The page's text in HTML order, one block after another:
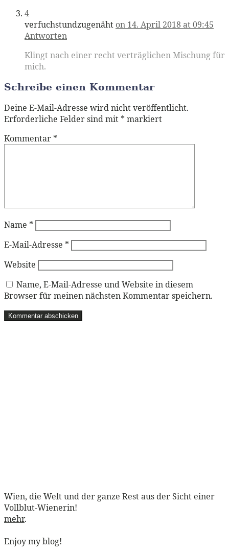
4
verfuchstundzugenäht on 14. April 2018 at 09:45
Antworten
Klingt nach einer recht verträglichen Mischung für
mich.
Schreibe einen Kommentar
Deine E-Mail-Adresse wird nicht veröffentlicht.
Erforderliche Felder sind mit * markiert
Kommentar *
Name *
E-Mail-Adresse *
Website
Name, E-Mail-Adresse und Website in diesem
Browser für meinen nächsten Kommentar speichern.
Wien, die Welt und der ganze Rest aus der Sicht einer
Vollblut-Wienerin!
mehr.
Enjoy my blog!